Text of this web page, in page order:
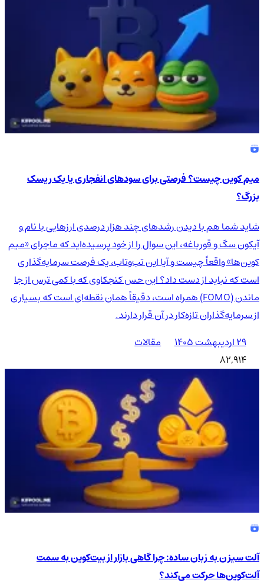
میم کوین چیست؟ فرصتی برای سودهای انفجاری یا یک ریسک
بزرگ؟
شاید شما هم با دیدن رشدهای چند هزار درصدی ارزهایی با نام و
آیکون سگ و قورباغه، این سوال را از خود پرسیده‌اید که ماجرای «میم
کوین‌ها» واقعاً چیست و آیا این تب‌وتاب، یک فرصت سرمایه‌گذاری
است که نباید از دست داد؟ این حس کنجکاوی که با کمی ترس از جا
ماندن (FOMO) همراه است، دقیقاً همان نقطه‌ای است که بسیاری
از سرمایه‌گذاران تازه‌کار در آن قرار دارند.
۲۹ اردیبهشت ۱۴۰۵
مقالات
82,914
آلت سیزن به زبان ساده: چرا گاهی بازار از بیت‌کوین به سمت
آلت‌کوین‌ها حرکت می‌کند؟